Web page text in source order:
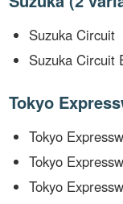
Suzuka Circuit
Suzuka Circuit
Tokyo
Tokyo
Tokyo
Tokyo